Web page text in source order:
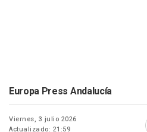
Europa Press Andalucía
Viernes, 3 julio 2026
Actualizado: 21:59